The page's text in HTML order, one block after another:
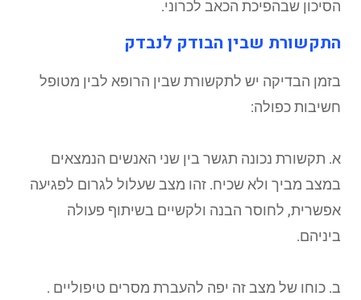
הסיכון שבהפיכת הכאב לכרוני.
התקשורת שבין הבודק לנבדק
בזמן הבדיקה יש לתקשורת שבין הרופא לבין מטופל
חשיבות כפולה:
א. תקשורת נכונה תגשר בין שני האנשים הנמצאים
במצב מביך ולא שכיח. זהו מצב שעלול לגרום לפגיעה
אפשרית, לחוסר הבנה ולקשיים בשיתוף פעולה
ביניהם.
ב. כוחו של מצב זה יפה להעברת מסרים טיפוליים .